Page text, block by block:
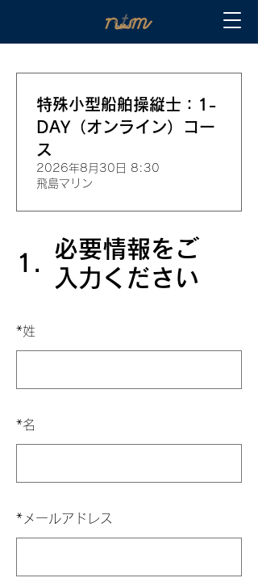
1.
必要情報をご
入力ください
*姓
*名
* メールアドレス
特殊小型船舶操縦士：1-
DAY（オンライン）コー
ス
2026年8月30日 8:30
飛島マリン